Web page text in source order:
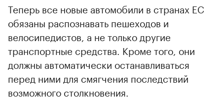
Теперь все новые автомобили в странах ЕС
обязаны распознавать пешеходов и
велосипедистов, а не только другие
транспортные средства. Кроме того, они
должны автоматически останавливаться
перед ними для смягчения последствий
возможного столкновения.